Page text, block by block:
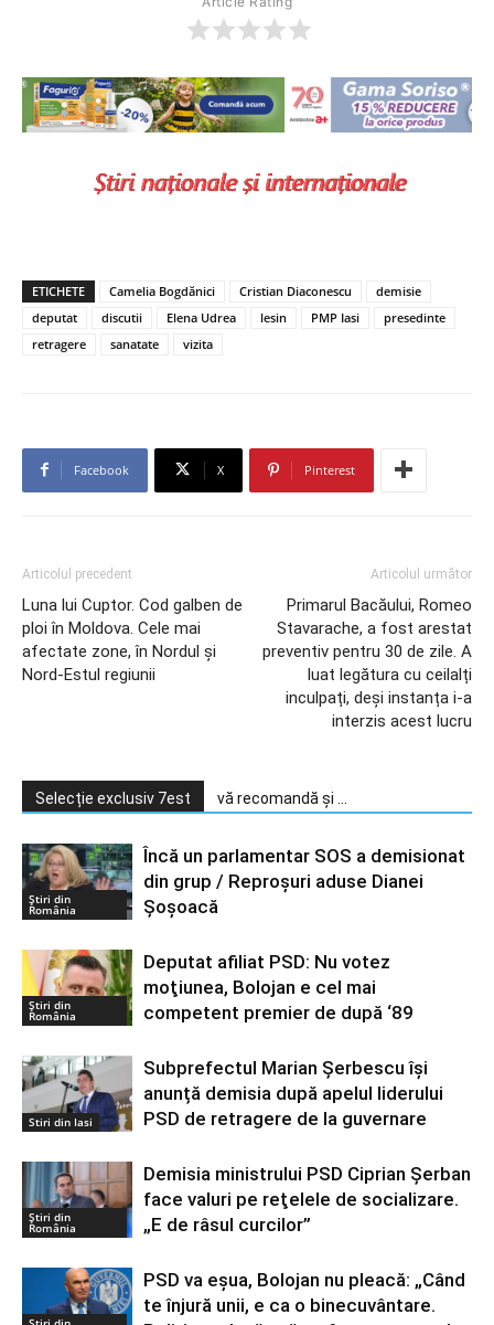
ETICHETE Camelia Bogdănici Cristian Diaconescu
demisie
deputat
discutii Elena Udrea lesin PMP Iasi
presedinte
retragere
sanatate vizita
Facebook X Pinterest
Articolul precedent
Luna lui Cuptor. Cod galben de
ploi în Moldova. Cele mai
afectate zone, în Nordul și
Nord-Estul regiunii
Articolul următor
Primarul Bacăului, Romeo
Stavarache, a fost arestat
preventiv pentru 30 de zile. A
luat legătura cu ceilalți
inculpați, deși instanța i-a
interzis acest lucru
Selecție exclusiv 7est vă recomandă și ...
Știri din
România
Încă un parlamentar SOS a demisionat
din grup / Reproșuri aduse Dianei
Șoșoacă
Știri din
România
Deputat afiliat PSD: Nu votez
moţiunea, Bolojan e cel mai
competent premier de după ‘89
Stiri din Iasi
Subprefectul Marian Șerbescu își
anunță demisia după apelul liderului
PSD de retragere de la guvernare
Știri din
România
Demisia ministrului PSD Ciprian Şerban
face valuri pe reţelele de socializare.
„E de râsul curcilor”
PSD va eșua, Bolojan nu pleacă: „Când
te înjură unii, e ca o binecuvântare.